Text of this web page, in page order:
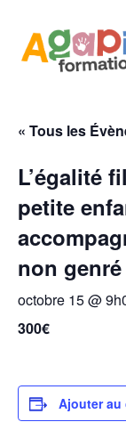
« Tous les
L’égalité
petite
non
octobre 15 @
300€
Ajouter au